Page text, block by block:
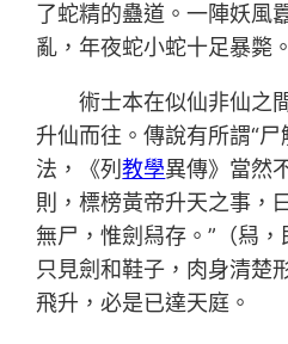
了蛇精的蠱道。一陣妖風
亂，年夜蛇小蛇十足暴斃。
術士本在似仙非仙之
升仙而往。傳說有所謂“尸
法，《列教學異傳》當然
則，標榜黃帝升天之事，
無尸，惟劍舄存。”（舄，
只見劍和鞋子，肉身清楚
飛升，必是已達天庭。